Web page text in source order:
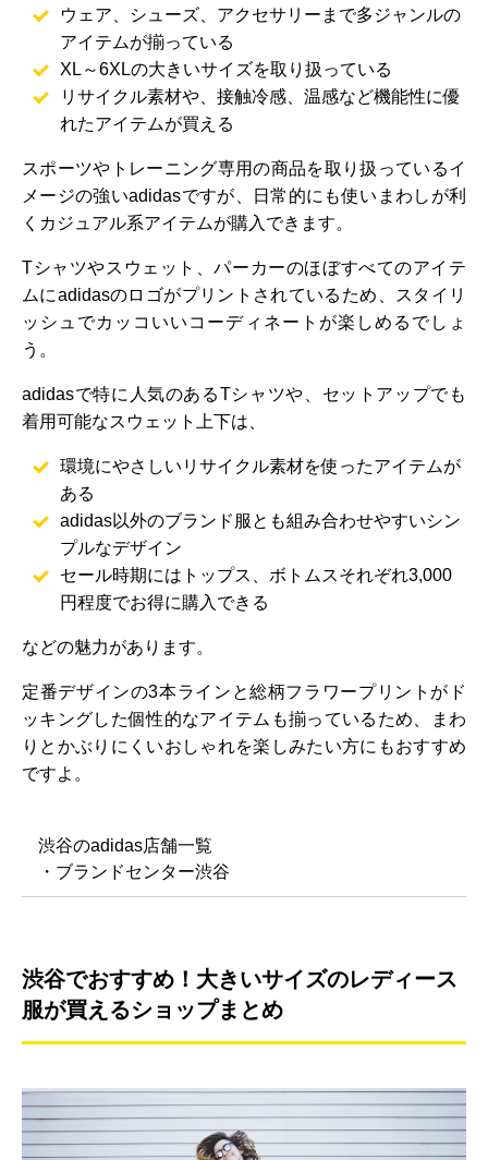
ウェア、シューズ、アクセサリーまで多ジャンルの
アイテムが揃っている
XL～6XLの大きいサイズを取り扱っている
リサイクル素材や、接触冷感、温感など機能性に優
れたアイテムが買える
スポーツやトレーニング専用の商品を取り扱っているイ
メージの強いadidasですが、日常的にも使いまわしが利
くカジュアル系アイテムが購入できます。
Tシャツやスウェット、パーカーのほぼすべてのアイテ
ムにadidasのロゴがプリントされているため、スタイリ
ッシュでカッコいいコーディネートが楽しめるでしょ
う。
adidasで特に人気のあるTシャツや、セットアップでも
着用可能なスウェット上下は、
環境にやさしいリサイクル素材を使ったアイテムが
ある
adidas以外のブランド服とも組み合わせやすいシン
プルなデザイン
セール時期にはトップス、ボトムスそれぞれ3,000
円程度でお得に購入できる
などの魅力があります。
定番デザインの3本ラインと総柄フラワープリントがド
ッキングした個性的なアイテムも揃っているため、まわ
りとかぶりにくいおしゃれを楽しみたい方にもおすすめ
ですよ。
渋谷のadidas店舗一覧
・ブランドセンター渋谷
渋谷でおすすめ！大きいサイズのレディース
服が買えるショップまとめ